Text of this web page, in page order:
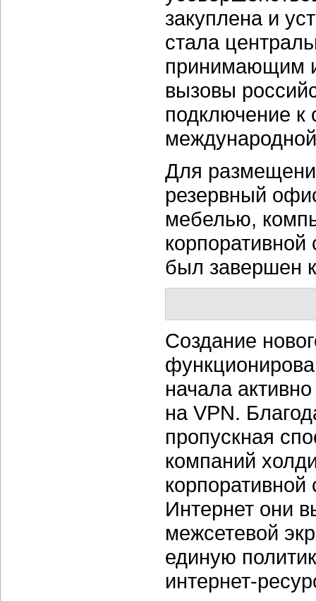
закуплена и
стала
принимающим
вызовы
подключение к
Для
резервный
мебелью,
корпоративной
был завершен
Создание
начала
на VPN.
пропускная
компаний
Интернет они
межсетевой
единую
интернет-